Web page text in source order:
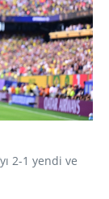
2-1 yendi ve